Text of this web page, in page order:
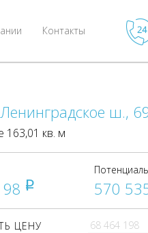
Контакты
ш.,
кв. м
pуб 570
ЦЕНУ